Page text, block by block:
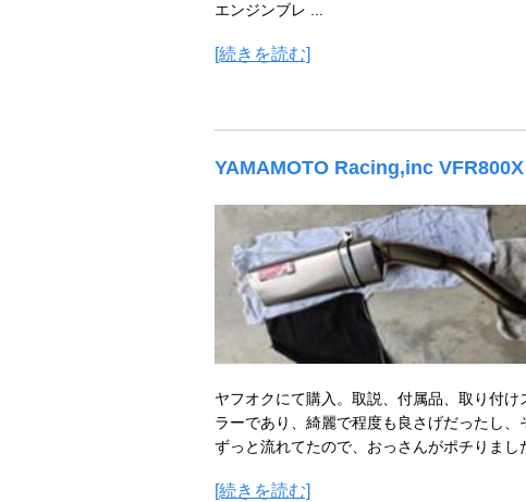
エンジンブレ ...
[続きを読む]
YAMAMOTO Racing,inc
ヤフオクにて購入。取説、付属品、取り付
ラーであり、綺麗で程度も良さげだったし
ずっと流れてたので、おっさんがポチりまし
[続きを読む]